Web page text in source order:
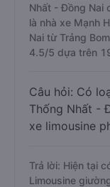
Nhất - Đồng Nai
là nhà xe Mạnh
Nai từ Trảng
4.5/5 dựa trên
Câu hỏi: Có
Thống Nhất -
xe limousine
Trả lời: Hiện tại
Limousine